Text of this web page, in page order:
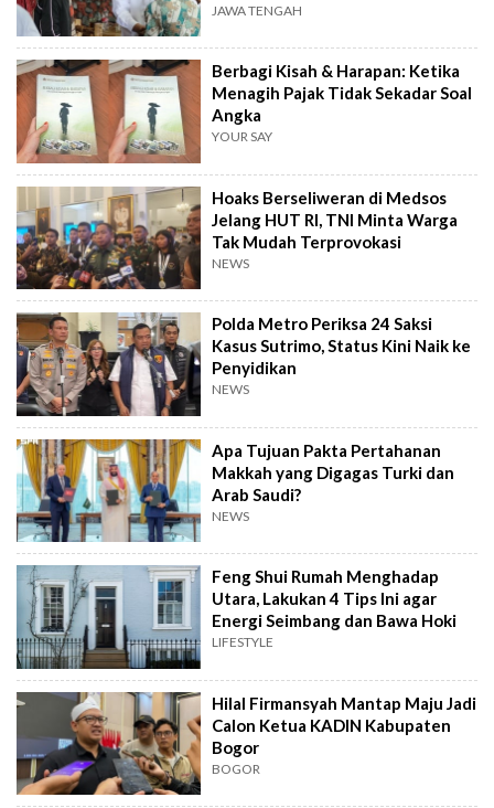
JAWA TENGAH
Berbagi Kisah & Harapan: Ketika
Menagih Pajak Tidak Sekadar Soal
Angka
YOUR SAY
Hoaks Berseliweran di Medsos
Jelang HUT RI, TNI Minta Warga
Tak Mudah Terprovokasi
NEWS
Polda Metro Periksa 24 Saksi
Kasus Sutrimo, Status Kini Naik ke
Penyidikan
NEWS
Apa Tujuan Pakta Pertahanan
Makkah yang Digagas Turki dan
Arab Saudi?
NEWS
Feng Shui Rumah Menghadap
Utara, Lakukan 4 Tips Ini agar
Energi Seimbang dan Bawa Hoki
LIFESTYLE
Hilal Firmansyah Mantap Maju Jadi
Calon Ketua KADIN Kabupaten
Bogor
BOGOR